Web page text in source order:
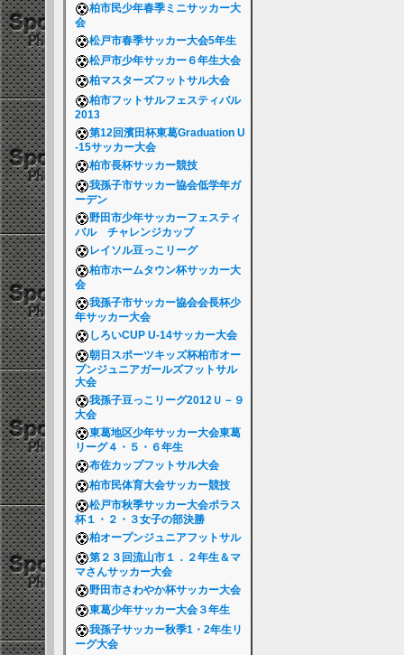
柏市民少年春季ミニサッカー大
会
松戸市春季サッカー大会5年生
松戸市少年サッカー６年生大会
柏マスターズフットサル大会
柏市フットサルフェスティバル
2013
第12回濱田杯東葛Graduation U
-15サッカー大会
柏市長杯サッカー競技
我孫子市サッカー協会低学年ガ
ーデン
野田市少年サッカーフェスティ
バル チャレンジカップ
レイソル豆っこリーグ
柏市ホームタウン杯サッカー大
会
我孫子市サッカー協会会長杯少
年サッカー大会
しろいCUP U-14サッカー大会
朝日スポーツキッズ杯柏市オー
プンジュニアガールズフットサル
大会
我孫子豆っこリーグ2012Ｕ－９
大会
東葛地区少年サッカー大会東葛
リーグ４・５・６年生
布佐カップフットサル大会
柏市民体育大会サッカー競技
松戸市秋季サッカー大会ポラス
杯１・２・３女子の部決勝
柏オープンジュニアフットサル
第２３回流山市１．２年生＆マ
マさんサッカー大会
野田市さわやか杯サッカー大会
東葛少年サッカー大会３年生
我孫子サッカー秋季1・2年生リ
ーグ大会